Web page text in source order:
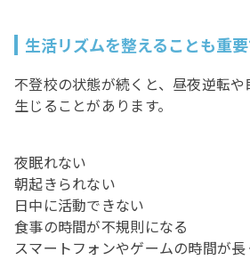
生活リズムを整えることも重
不登校の状態が続くと、昼夜逆転
生じることがあります。
夜眠れない
朝起きられない
日中に活動できない
食事の時間が不規則になる
スマートフォンやゲームの時間が長